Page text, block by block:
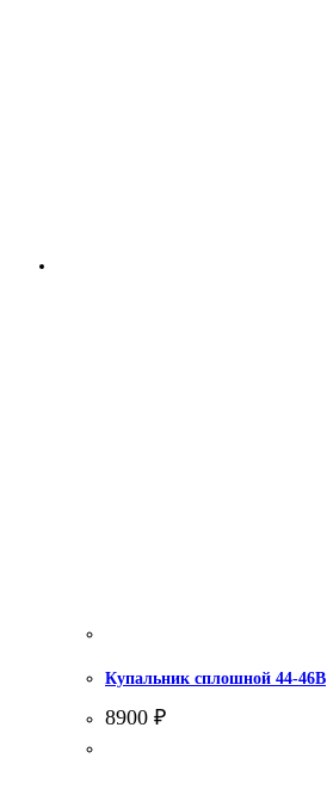
Купальник сплошной 44-46В
8900 ₽